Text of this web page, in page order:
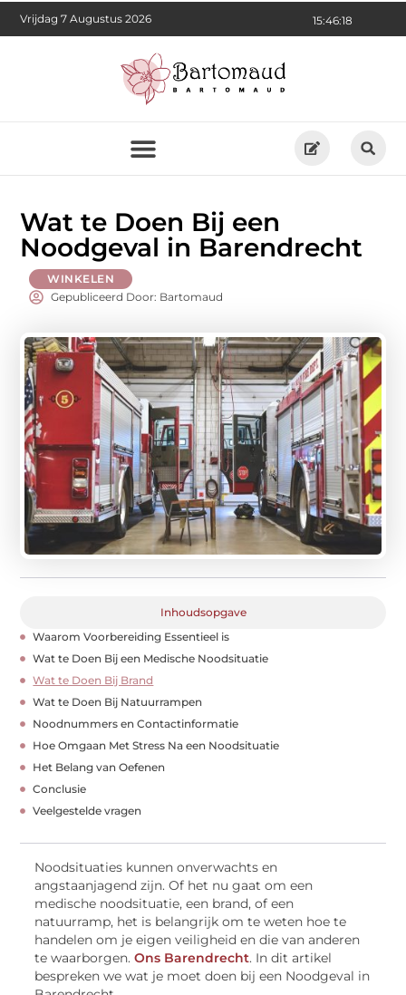
15:46:19
Vrijdag 7 Augustus 2026
Wat te Doen Bij een
Noodgeval in Barendrecht
WINKELEN
Gepubliceerd Door: Bartomaud
Inhoudsopgave
Waarom Voorbereiding Essentieel is
Wat te Doen Bij een Medische Noodsituatie
Wat te Doen Bij Brand
Wat te Doen Bij Natuurrampen
Noodnummers en Contactinformatie
Hoe Omgaan Met Stress Na een Noodsituatie
Het Belang van Oefenen
Conclusie
Veelgestelde vragen
Noodsituaties kunnen onverwachts en
angstaanjagend zijn. Of het nu gaat om een
medische noodsituatie, een brand, of een
natuurramp, het is belangrijk om te weten hoe te
handelen om je eigen veiligheid en die van anderen
te waarborgen.Ons Barendrecht. In dit artikel
bespreken we wat je moet doen bij een Noodgeval in